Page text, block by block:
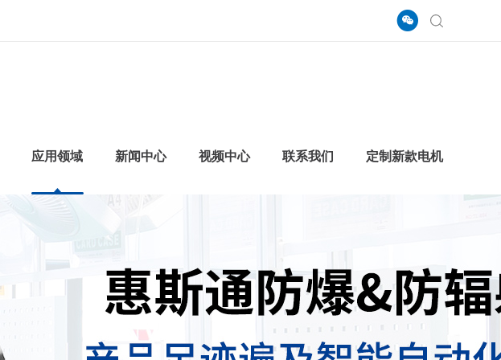
应用领域 新闻中心 视频中心 联系我们 定制新款电机